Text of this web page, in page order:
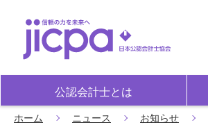
公認会計士とは
ホーム ニュース お知らせ